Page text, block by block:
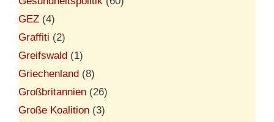
GEZ (4)
Graffiti (2)
Greifswald (1)
Griechenland (8)
Großbritannien (26)
Große Koalition (3)